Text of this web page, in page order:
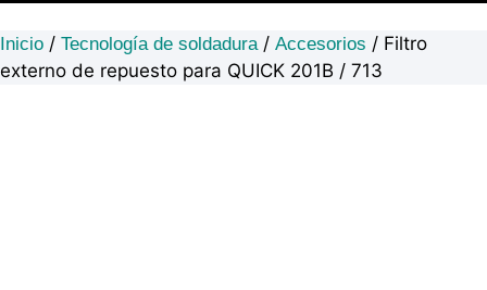
Inicio / Tecnología de soldadura/ Accesorios / Filtro
externo de repuesto para QUICK 201B / 713